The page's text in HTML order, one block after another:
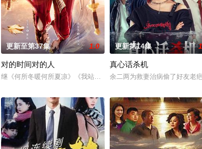
的林山远因车祸结缘。林山远扎根乡村打造度假村，以爱守护，
更新至第37集 1.0
对的时间对的人
继《何所冬暖何所夏凉》《我站在桥上看风景》之后，@顾西爵 的
更新第14集
真心话杀机
余二两为救妻治病偷了好友老